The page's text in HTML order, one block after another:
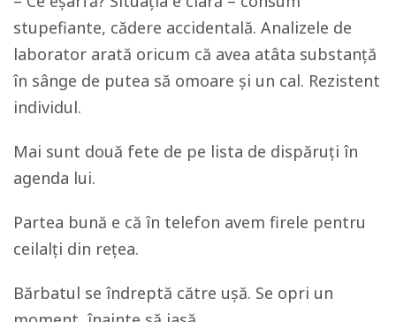
stupefiante, cădere accidentală. Analizele de
laborator arată oricum că avea atâta substanță
în sânge de putea să omoare și un cal. Rezistent
individul.
Mai sunt două fete de pe lista de dispăruți în
agenda lui.
Partea bună e că în telefon avem firele pentru
ceilalți din rețea.
Bărbatul se îndreptă către ușă. Se opri un